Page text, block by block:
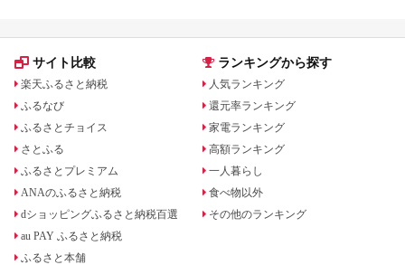
サイト比較
楽天ふるさと納税
ふるなび
ふるさとチョイス
さとふる
ふるさとプレミアム
ANAのふるさと納税
dショッピングふるさと納税百選
au PAY ふるさと納税
ふるさと本舗
ランキングから探す
人気ランキング
還元率ランキング
家電ランキング
高額ランキング
一人暮らし
食べ物以外
その他のランキング